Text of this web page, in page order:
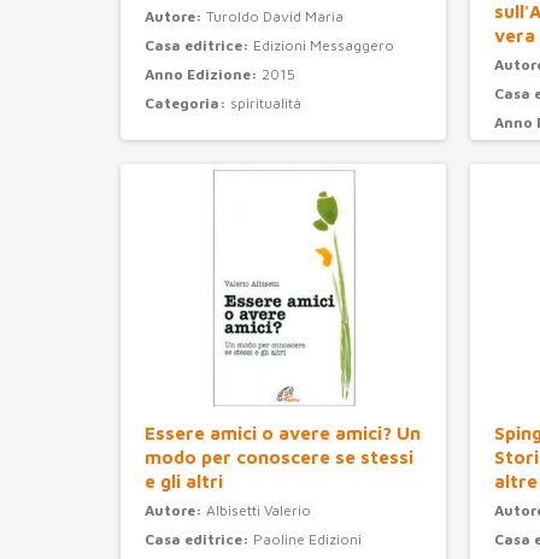
Autore: Turoldo David Maria
Casa editrice: Edizioni Messaggero
Anno Edizione: 2015
Categoria: spiritualità
vera
Casa
Anno
Essere amici o avere amici? Un
modo per conoscere se stessi
e gli altri
Autore: Albisetti Valerio
Casa editrice: Paoline Edizioni
Casa